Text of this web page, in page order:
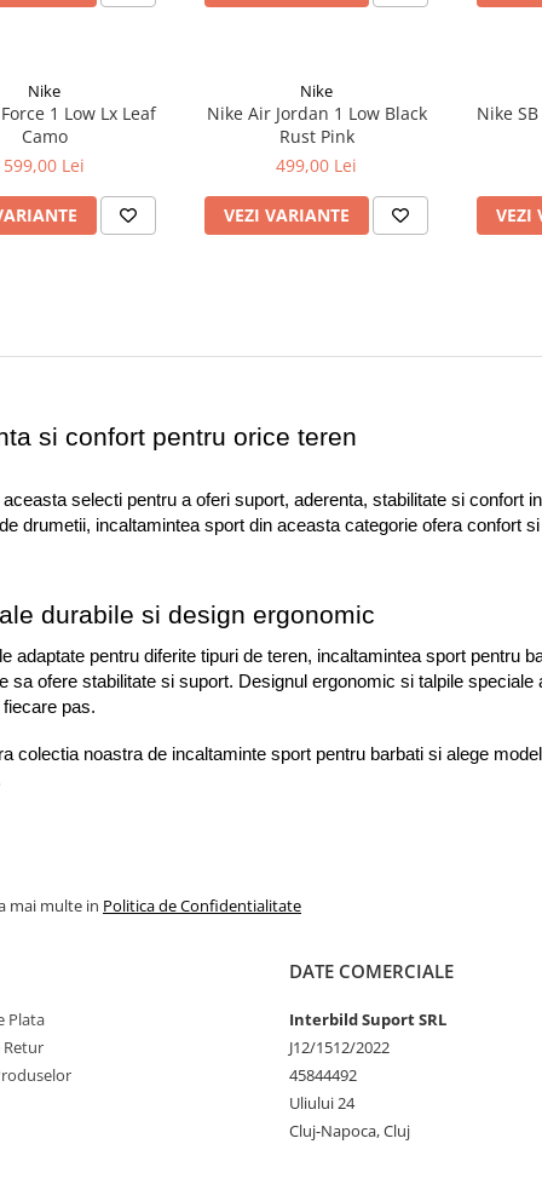
Nike
1 Low Lx Leaf
Camo
599,00 Lei
Nike
Nike Air Jordan 1 Low Black
Rust Pink
499,00 Lei
VEZI VARIANTE
Nike
VEZI
si confort pentru orice teren
selecti pentru a oferi suport, aderenta, stabilitate si confort
drumetii, incaltamintea sport din aceasta categorie ofera confort
durabile si design ergonomic
adaptate pentru diferite tipuri de teren, incaltamintea sport pentru
sa ofere stabilitate si suport. Designul ergonomic si talpile
fiecare pas.
colectia noastra de incaltaminte sport pentru barbati si alege
mai multe in Politica de Confidentialitate
Plata
Retur
DATE COMERCIALE
Interbild Suport SRL
J12/1512/2022
45844492
Uliului 24
Cluj-Napoca, Cluj